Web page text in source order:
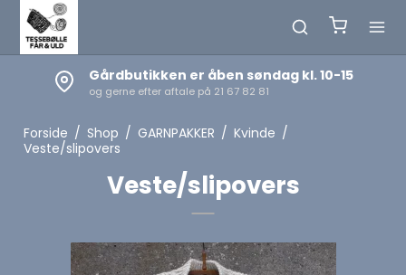
Gårdbutikken er åben søndag kl. 10-15
og gerne efter aftale på 21 67 82 81
Forside / Shop / GARNPAKKER / Kvinde /
Veste/slipovers
Veste/slipovers